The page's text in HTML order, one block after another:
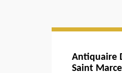
Antiquaire
Saint